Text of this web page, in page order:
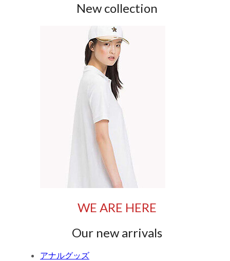
New collection
WE ARE HERE
Our new arrivals
アナルグッズ